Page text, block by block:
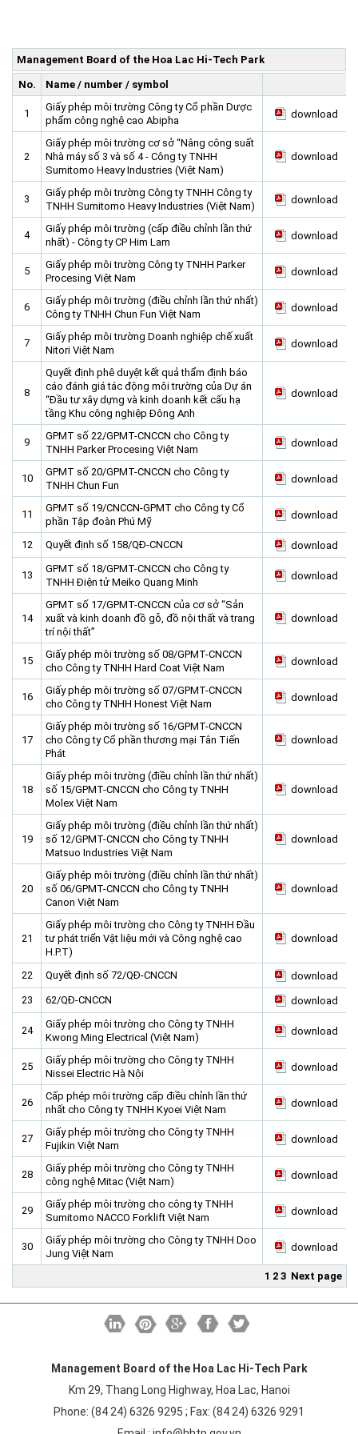
Vision and mission
Development History
Organization Structure
News and Events ▼
HHTP Management Board
New policies
Investors
Training and Research
International cooperation
4th Industrial Revolution
Zoning ▼
Master plan
Functional area planning
Why's HHTP? ▼
Location
Infrastructure
Investment incentives
One-stop mechanism
Human Resources
Investment Guide
Investment procedures
Investment criteria
Investment sector
Management and operation
Legal Documents
Administrative Procedures
Environment
Investment
Land
Hoa Lac Hi-Tech Park
Labor
Entrepreneur
Planning and Construction
Investment Incentives
Others
Notification - Recruitment ▼
Notification
Recruitment
Contact
Contact
Weblinks
Management Board of the Hoa Lac Hi-Tech Park
No. Name / number / symbol
1
Giấy phép môi trường Công ty Cổ phần Dược
phẩm công nghệ cao Abipha
download
2
Giấy phép môi trường cơ sở “Nâng công suất
Nhà máy số 3 và số 4 - Công ty TNHH
Sumitomo Heavy Industries (Việt Nam)
download
3
Giấy phép môi trường Công ty TNHH Công ty
TNHH Sumitomo Heavy Industries (Việt Nam)
download
4
Giấy phép môi trường (cấp điều chỉnh lần thứ
nhất) - Công ty CP Him Lam
download
5
Giấy phép môi trường Công ty TNHH Parker
Procesing Việt Nam
download
6
Giấy phép môi trường (điều chỉnh lần thứ nhất)
Công ty TNHH Chun Fun Việt Nam
download
7
Giấy phép môi trường Doanh nghiệp chế xuất
Nitori Việt Nam
download
8
Quyết định phê duyệt kết quả thẩm định báo
cáo đánh giá tác động môi trường của Dự án
“Đầu tư xây dựng và kinh doanh kết cấu hạ
tầng Khu công nghiệp Đông Anh
download
9
GPMT số 22/GPMT-CNCCN cho Công ty
TNHH Parker Procesing Việt Nam
download
10
GPMT số 20/GPMT-CNCCN cho Công ty
TNHH Chun Fun
download
11
GPMT số 19/CNCCN-GPMT cho Công ty Cổ
phần Tập đoàn Phú Mỹ
download
12 Quyết định số 158/QĐ-CNCCN download
13
GPMT số 18/GPMT-CNCCN cho Công ty
TNHH Điện tử Meiko Quang Minh
download
14
GPMT số 17/GPMT-CNCCN của cơ sở “Sản
xuất và kinh doanh đồ gỗ, đồ nội thất và trang
trí nội thất”
download
15
Giấy phép môi trường số 08/GPMT-CNCCN
cho Công ty TNHH Hard Coat Việt Nam
download
16
Giấy phép môi trường số 07/GPMT-CNCCN
cho Công ty TNHH Honest Việt Nam
download
17
Giấy phép môi trường số 16/GPMT-CNCCN
cho Công ty Cổ phần thương mại Tân Tiến
Phát
download
18
Giấy phép môi trường (điều chỉnh lần thứ nhất)
số 15/GPMT-CNCCN cho Công ty TNHH
Molex Việt Nam
download
19
Giấy phép môi trường (điều chỉnh lần thứ nhất)
số 12/GPMT-CNCCN cho Công ty TNHH
Matsuo Industries Việt Nam
download
20
Giấy phép môi trường (điều chỉnh lần thứ nhất)
số 06/GPMT-CNCCN cho Công ty TNHH
Canon Việt Nam
download
21
Giấy phép môi trường cho Công ty TNHH Đầu
tư phát triển Vật liệu mới và Công nghệ cao
H.P.T)
download
22 Quyết định số 72/QĐ-CNCCN
download
23
62/QĐ-CNCCN download
24
Giấy phép môi trường cho Công ty TNHH
Kwong Ming Electrical (Việt Nam)
download
25
Giấy phép môi trường cho Công ty TNHH
Nissei Electric Hà Nội
download
26
Cấp phép môi trường cấp điều chỉnh lần thứ
nhất cho Công ty TNHH Kyoei Việt Nam
download
27
Giấy phép môi trường cho Công ty TNHH
Fujikin Việt Nam
download
28
Giấy phép môi trường cho Công ty TNHH
công nghệ Mitac (Việt Nam)
download
29
Giấy phép môi trường cho công ty TNHH
Sumitomo NACCO Forklift Việt Nam
download
30
Giấy phép môi trường cho Công ty TNHH Doo
Jung Việt Nam
download
1 2 3 Next page
Management Board of the Hoa Lac Hi-Tech Park
Km 29, Thang Long Highway, Hoa Lac, Hanoi
Phone: (84 24) 6326 9295 ; Fax: (84 24) 6326 9291